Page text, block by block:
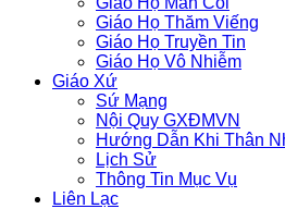
Giáo Họ Thăm Viếng
Giáo Họ Truyền Tin
Giáo Họ Vô Nhiễm
Giáo Xứ
Sứ Mạng
Nội Quy GXĐMVN
Hướng Dẫn Khi Thân
Lịch Sử
Thông Tin Mục Vụ
Liên Lạc